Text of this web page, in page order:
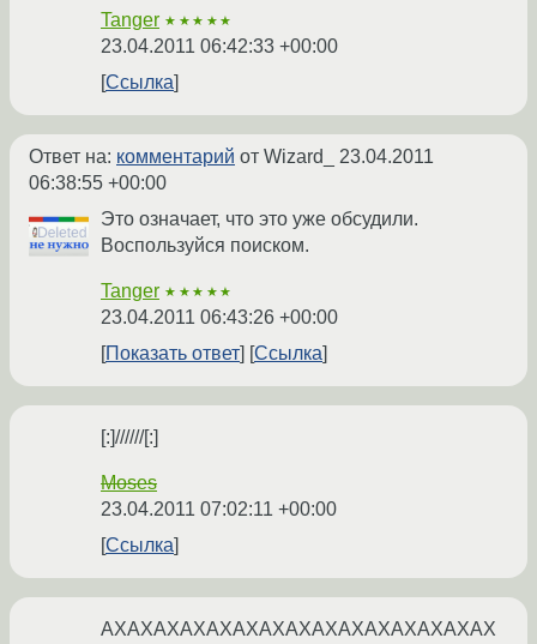
Tanger ★★★★★
23.04.2011 06:42:33 +00:00
Ссылка
Ответ на: комментарий от Wizard_ 23.04.2011
06:38:55 +00:00
Это означает, что это уже обсудили.
Воспользуйся поиском.
Tanger ★★★★★
23.04.2011 06:43:26 +00:00
Показать ответ
Ссылка
[:]//////[:]
Moses
23.04.2011 07:02:11 +00:00
Ссылка
АХАХАХАХАХАХАХАХАХАХАХАХАХАХАХ